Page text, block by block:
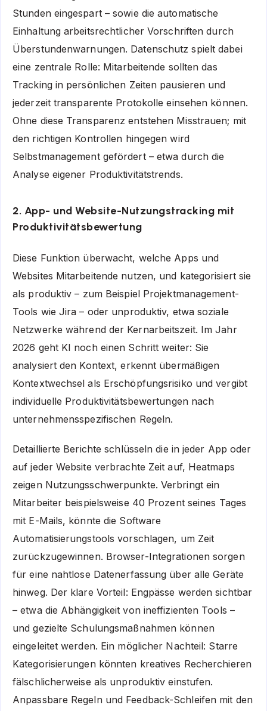
Stunden eingespart – sowie die automatische
Einhaltung arbeitsrechtlicher Vorschriften durch
Überstundenwarnungen. Datenschutz spielt dabei
eine zentrale Rolle: Mitarbeitende sollten das
Tracking in persönlichen Zeiten pausieren und
jederzeit transparente Protokolle einsehen können.
Ohne diese Transparenz entstehen Misstrauen; mit
den richtigen Kontrollen hingegen wird
Selbstmanagement gefördert – etwa durch die
Analyse eigener Produktivitätstrends.
2. App- und Website-Nutzungstracking mit
Produktivitätsbewertung
Diese Funktion überwacht, welche Apps und
Websites Mitarbeitende nutzen, und kategorisiert sie
als produktiv – zum Beispiel Projektmanagement-
Tools wie Jira – oder unproduktiv, etwa soziale
Netzwerke während der Kernarbeitszeit. Im Jahr
2026 geht KI noch einen Schritt weiter: Sie
analysiert den Kontext, erkennt übermäßigen
Kontextwechsel als Erschöpfungsrisiko und vergibt
individuelle Produktivitätsbewertungen nach
unternehmensspezifischen Regeln.
Detaillierte Berichte schlüsseln die in jeder App oder
auf jeder Website verbrachte Zeit auf, Heatmaps
zeigen Nutzungsschwerpunkte. Verbringt ein
Mitarbeiter beispielsweise 40 Prozent seines Tages
mit E-Mails, könnte die Software
Automatisierungstools vorschlagen, um Zeit
zurückzugewinnen. Browser-Integrationen sorgen
für eine nahtlose Datenerfassung über alle Geräte
hinweg. Der klare Vorteil: Engpässe werden sichtbar
– etwa die Abhängigkeit von ineffizienten Tools –
und gezielte Schulungsmaßnahmen können
eingeleitet werden. Ein möglicher Nachteil: Starre
Kategorisierungen könnten kreatives Recherchieren
fälschlicherweise als unproduktiv einstufen.
Anpassbare Regeln und Feedback-Schleifen mit den